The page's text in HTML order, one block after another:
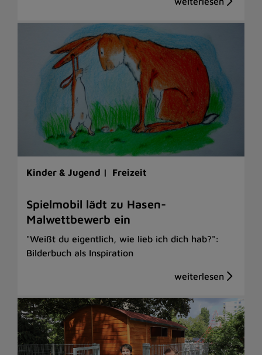
Kinder & Jugend | Freizeit
Spielmobil lädt zu Hasen-
Malwettbewerb ein
"Weißt du eigentlich, wie lieb ich dich hab?":
Bilderbuch als Inspiration